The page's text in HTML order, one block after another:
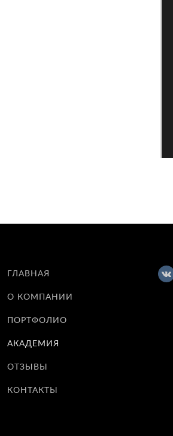
ГЛАВНАЯ
О КОМПАНИИ
ПОРТФОЛИО
АКАДЕМИЯ
ОТЗЫВЫ
КОНТАКТЫ